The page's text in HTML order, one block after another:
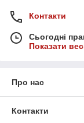
Контакти
Сьогодні
Показати
Про нас
Контакти